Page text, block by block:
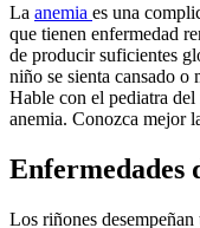
La anemia es una
que tienen enfermedad
de producir suficientes
niño se sienta cansado o
Hable con el pediatra del
anemia. Conozca mejor
Enfermedades
Los riñones